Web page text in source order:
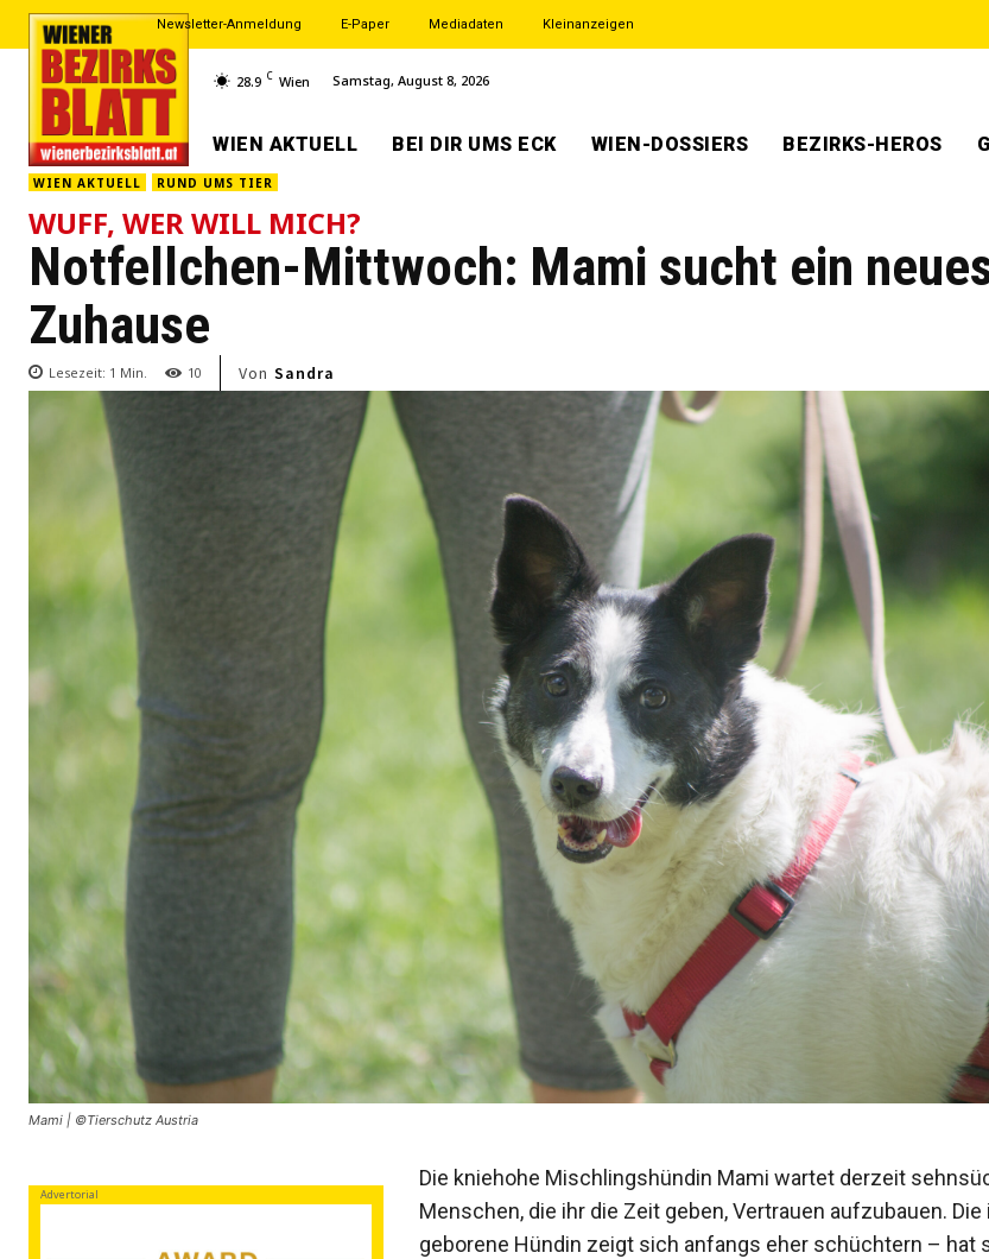
Newsletter-Anmeldung E-Paper Mediadaten Kleinanzeigen
28.9 C Wien Samstag, August 8, 2026
WIEN AKTUELL BEI DIR UMS ECK WIEN-DOSSIERS BEZIRKS-HEROS
WIEN AKTUELL RUND UMS TIER
WUFF, WER WILL MICH?
Notfellchen-Mittwoch: Mami sucht ein
Zuhause
Lesezeit: 1 Min. 10 Von Sandra
Mami | ©Tierschutz Austria
Advertorial
Die kniehohe Mischlingshündin Mami wartet derzeit
Menschen, die ihr die Zeit geben, Vertrauen aufzubauen.
geborene Hündin zeigt sich anfangs eher schüchtern – hat